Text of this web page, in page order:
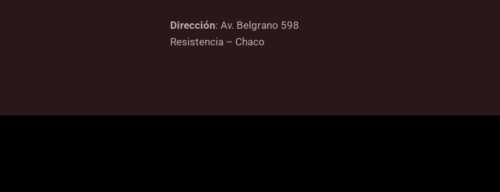
Dirección: Av. Belgrano 598
Resistencia – Chaco